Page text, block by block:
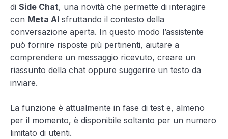
di Side Chat, una novità che permette di interagire
con Meta AI sfruttando il contesto della
conversazione aperta. In questo modo l’assistente
può fornire risposte più pertinenti, aiutare a
comprendere un messaggio ricevuto, creare un
riassunto della chat oppure suggerire un testo da
inviare.
La funzione è attualmente in fase di test e, almeno
per il momento, è disponibile soltanto per un numero
limitato di utenti.